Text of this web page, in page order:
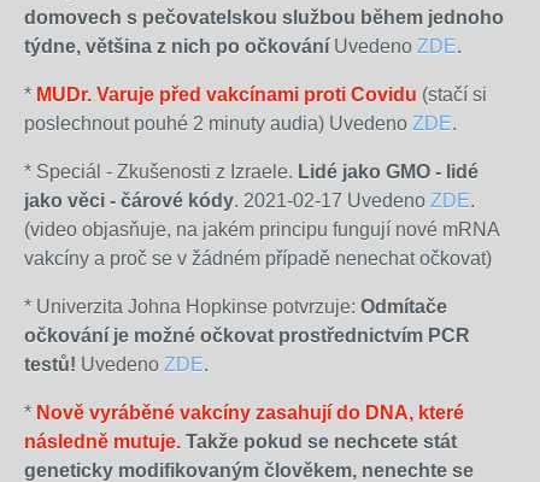
domovech s pečovatelskou službou během jednoho
týdne, většina z nich po očkování Uvedeno ZDE.
* MUDr. Varuje před vakcínami proti Covidu (stačí si
poslechnout pouhé 2 minuty audia) Uvedeno ZDE.
* Speciál - Zkušenosti z Izraele. Lidé jako GMO - lidé
jako věci - čárové kódy. 2021-02-17 Uvedeno ZDE.
(video objasňuje, na jakém principu fungují nové mRNA
vakcíny a proč se v žádném případě nenechat očkovat)
* Univerzita Johna Hopkinse potvrzuje: Odmítače
očkování je možné očkovat prostřednictvím PCR
testů! Uvedeno ZDE.
* Nově vyráběné vakcíny zasahují do DNA, které
následně mutuje. Takže pokud se nechcete stát
geneticky modifikovaným člověkem, nenechte se